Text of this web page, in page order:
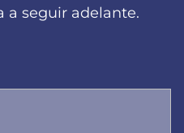
a seguir adelante.